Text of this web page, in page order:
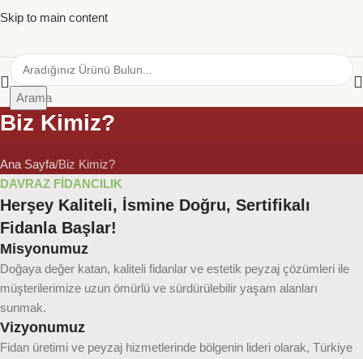
Skip to main content
Arama
Biz Kimiz?
Ana Sayfa Biz Kimiz?
DAVRAZ FİDANCILIK
Herşey Kaliteli, İsmine Doğru, Sertifikalı
Fidanla Başlar!
Misyonumuz
Doğaya değer katan, kaliteli fidanlar ve estetik peyzaj çözümleri ile
müşterilerimize uzun ömürlü ve sürdürülebilir yaşam alanları
sunmak.
Vizyonumuz
Fidan üretimi ve peyzaj hizmetlerinde bölgenin lideri olarak, Türkiye